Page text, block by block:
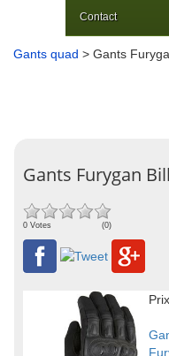
Contact
Gants quad > Gants
Gants Furygan
0 Votes (0)